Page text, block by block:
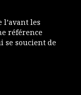
l’avant les
référence
se soucient de